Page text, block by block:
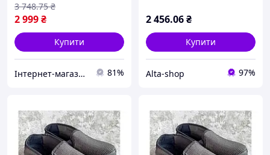
2 999₴
3 748.75 ₴
Купити
Інтернет-магазин Already Better 81%
2 456.06₴
Купити
Alta-shop 97%